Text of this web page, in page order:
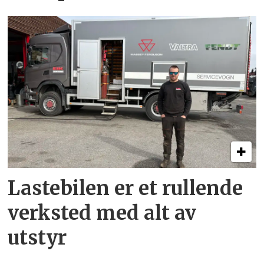
Lastebilen er et rullende
verksted med alt av
utstyr